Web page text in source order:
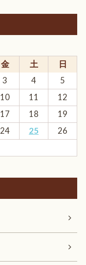
金 土
日
3 4
5
10 11
12
17 18
19
24 25
26